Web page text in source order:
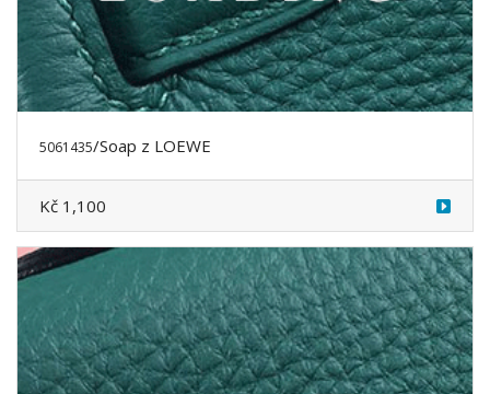
5061435/Soap z LOEWE
Kč 1,100